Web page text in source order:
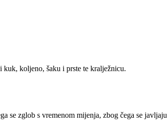
se zglob s vremenom mijenja, zbog čega se javljaju